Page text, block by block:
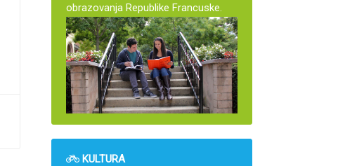
obrazovanja Republike Francuske.
KULTURA